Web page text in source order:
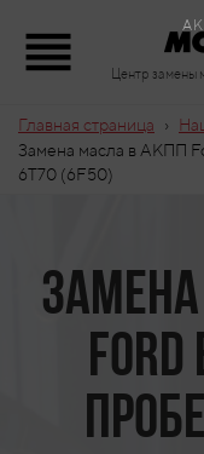
Центр замены
Главная страница ›
Замена масла в АКПП
6T70 (6F50)
Ford